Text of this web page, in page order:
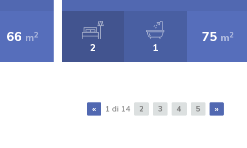
66 m2
2 1
75 m2
« 1 di 14 2 3 4 5 »